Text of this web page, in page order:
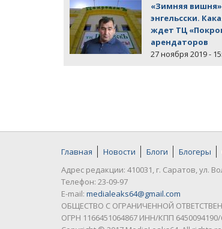
«Зимняя
энгельсски.
ждет ТЦ
арендаторов
27 ноября 2019 -
Главная Новости Блоги Блогеры
Адрес редакции: 410031, г. Саратов, ул.
Телефон: 23-09-97
E-mail: medialeaks64@gmail.com
ОБЩЕСТВО С ОГРАНИЧЕННОЙ
ОГРН 1166451064867 ИНН/КПП 6450094190/